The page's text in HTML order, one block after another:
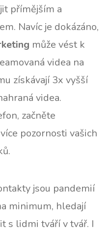
přímějším a
Navíc je dokázáno,
může vést k
videa na
získávají 3x vyšší
videa.
začněte
pozornosti vašich
jsou pandemií
minimum, hledají
s lidmi tváří v tvář. I